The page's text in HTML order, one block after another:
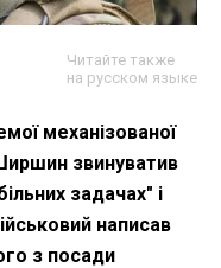
Читайте также
на русском языке
механізованої
звинуватив
задачах" і
написав
з посади